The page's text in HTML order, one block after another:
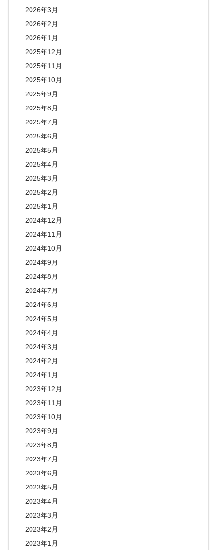
2026年3月
2026年2月
2026年1月
2025年12月
2025年11月
2025年10月
2025年9月
2025年8月
2025年7月
2025年6月
2025年5月
2025年4月
2025年3月
2025年2月
2025年1月
2024年12月
2024年11月
2024年10月
2024年9月
2024年8月
2024年7月
2024年6月
2024年5月
2024年4月
2024年3月
2024年2月
2024年1月
2023年12月
2023年11月
2023年10月
2023年9月
2023年8月
2023年7月
2023年6月
2023年5月
2023年4月
2023年3月
2023年2月
2023年1月